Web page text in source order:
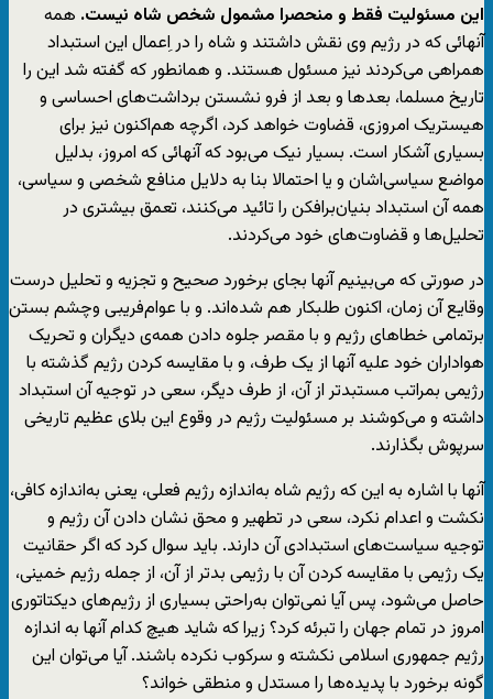
این مسئولیت فقط و منحصرا مشمول شخص شاه نیست. همه
آنهائی که در رژیم وی نقش داشتند و شاه را در اِعمال این استبداد
همراهی می‌کردند نیز مسئول هستند. و همانطور که گفته شد این را
تاریخ مسلما، بعدها و بعد از فرو نشستن برداشت‌های احساسی و
هیستریک امروزی، قضاوت خواهد کرد، اگرچه هم‌اکنون نیز برای
بسیاری آشکار است. بسیار نیک می‌بود که آنهائی که امروز، بدلیل
مواضع سیاسی‌اشان و یا احتمالا بنا به دلایل منافع شخصی و سیاسی،
همه آن استبداد بنیان‌برافکن را تائید می‌کنند، تعمق بیشتری در
تحلیل‌ها و قضاوت‌های خود می‌کردند.
در صورتی که می‌بینیم آنها بجای برخورد صحیح و تجزیه و تحلیل درست
وقایع آن زمان، اکنون طلبکار هم شده‌اند. و با عوام‌فریبی وچشم بستن
برتمامی خطاهای رژیم و با مقصر جلوه دادن همه‌ی دیگران و تحریک
هواداران خود علیه آنها از یک طرف، و با مقایسه کردن رژیم گذشته با
رژیمی بمراتب مستبدتر از آن، از طرف دیگر، سعی در توجیه آن استبداد
داشته و می‌کوشند بر مسئولیت رژیم در وقوع این بلای عظیم تاریخی
سرپوش بگذارند.
آنها با اشاره به این که رژیم شاه به‌اندازه رژیم فعلی، یعنی به‌اندازه کافی،
نکشت و اعدام نکرد، سعی در تطهیر و محق نشان دادن آن رژیم و
توجیه سیاست‌های استبدادی آن دارند. باید سوال کرد که اگر حقانیت
یک رژیمی با مقایسه کردن آن با رژیمی بدتر از آن، از جمله رژیم خمینی،
حاصل می‌شود، پس آیا نمی‌توان به‌راحتی بسیاری از رژیم‌های دیکتاتوری
امروز در تمام جهان را تبرئه کرد؟ زیرا که شاید هیچ کدام آنها به اندازه
رژیم جمهوری اسلامی نکشته و سرکوب نکرده باشند. آیا می‌‎‌توان این
گونه برخورد با پدیده‌ها را مستدل و منطقی خواند؟